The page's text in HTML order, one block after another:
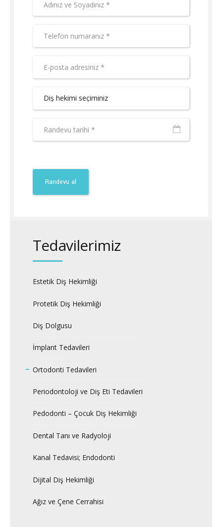
Tedavilerimiz
Estetik Diş Hekimliği
Protetik Diş Hekimliği
Diş Dolgusu
İmplant Tedavileri
Ortodonti Tedavileri
Periodontoloji ve Diş Eti Tedavileri
Pedodonti – Çocuk Diş Hekimliği
Dental Tanı ve Radyoloji
Kanal Tedavisi; Endodonti
Dijital Diş Hekimliği
Ağız ve Çene Cerrahisi